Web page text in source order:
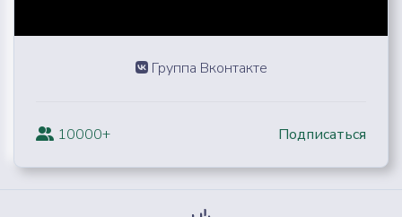
Группа Вконтакте
10000+ Подписаться